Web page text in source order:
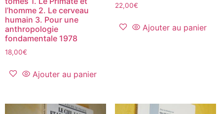
l’homme 2. Le cerveau
humain 3. Pour une
anthropologie
fondamentale 1978
18,00€
Ajouter au panier
22,00€
Ajouter au panier